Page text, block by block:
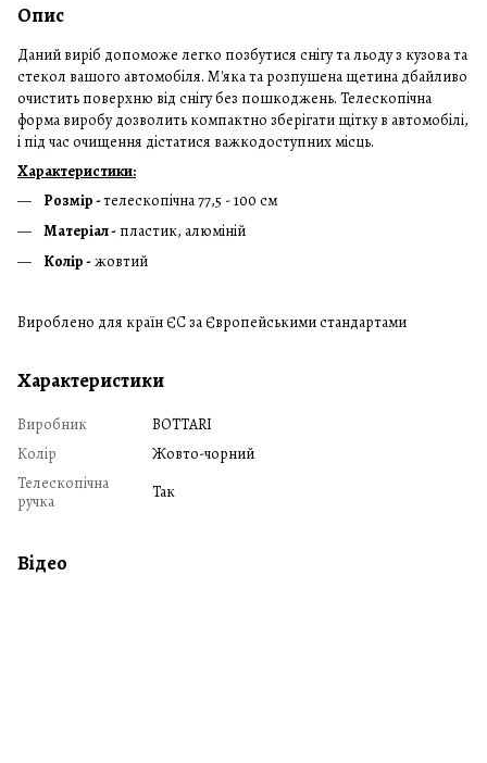
Опис
Даний виріб допоможе легко позбутися снігу та льоду з кузова та
стекол вашого автомобіля. М'яка та розпушена щетина дбайливо
очистить поверхню від снігу без пошкоджень. Телескопічна
форма виробу дозволить компактно зберігати щітку в автомобілі,
і під час очищення дістатися важкодоступних місць.
Характеристики:
Розмір -телескопічна 77,5 - 100 см
Матеріал - пластик, алюміній
Колір -жовтий
Вироблено для країн ЄС за Європейськими стандартами
Характеристики
Виробник
BOTTARI
Колір
Жовто-чорний
Телескопічна
ручка
Так
Відео